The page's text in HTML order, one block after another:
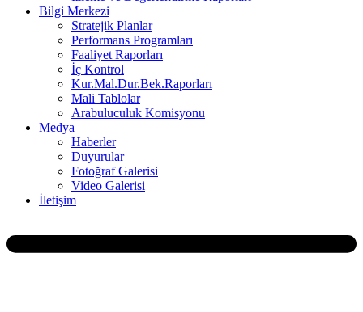
Bilgi Merkezi
Stratejik Planlar
Performans Programları
Faaliyet Raporları
İç Kontrol
Kur.Mal.Dur.Bek.Raporları
Mali Tablolar
Arabuluculuk Komisyonu
Medya
Haberler
Duyurular
Fotoğraf Galerisi
Video Galerisi
İletişim